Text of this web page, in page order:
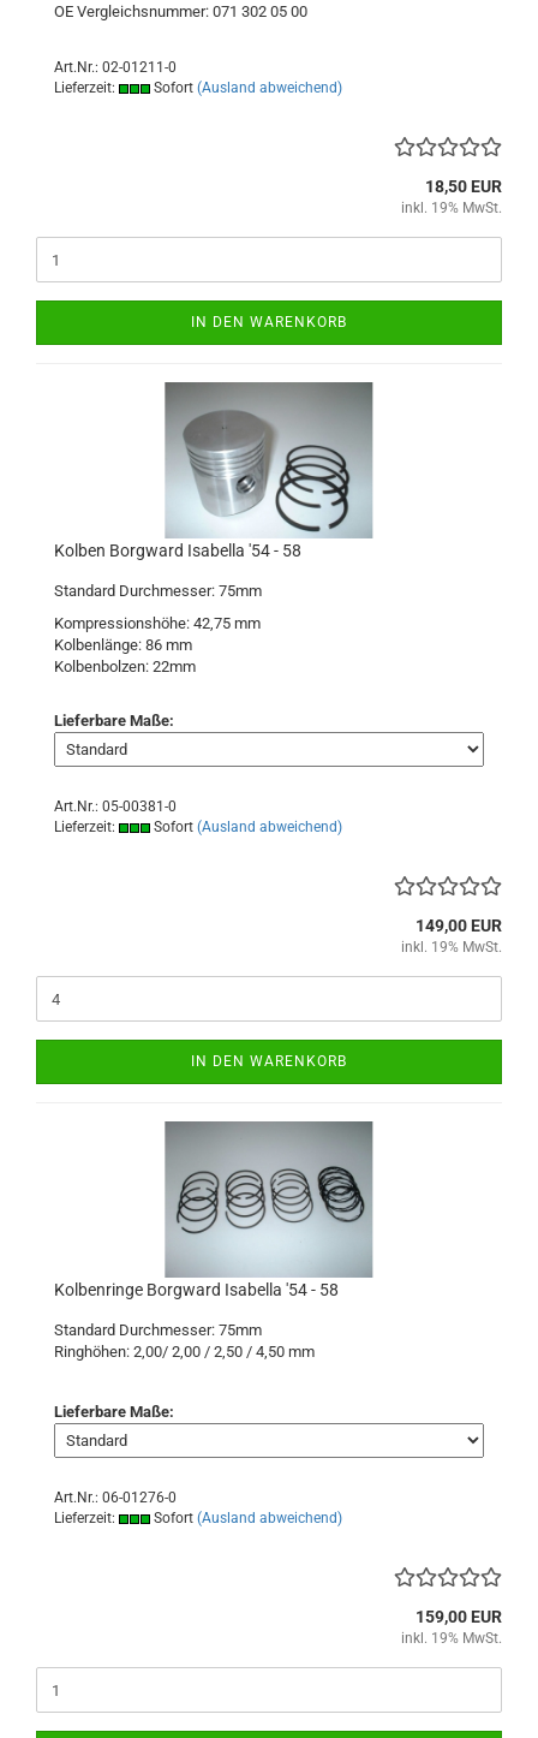
OE Vergleichsnummer: 071 302 05 00
Art.Nr.: 02-01211-0
Lieferzeit:
Sofort (Ausland abweichend)
18,50 EUR
inkl. 19% MwSt.
IN DEN WARENKORB
Kolben Borgward Isabella '54 - 58
Standard Durchmesser: 75mm
Kompressionshöhe: 42,75 mm
Kolbenlänge: 86 mm
Kolbenbolzen: 22mm
Lieferbare Maße:
Art.Nr.: 05-00381-0
Lieferzeit:
Sofort (Ausland abweichend)
149,00 EUR
inkl. 19% MwSt.
IN DEN WARENKORB
Kolbenringe Borgward Isabella '54 - 58
Standard Durchmesser: 75mm
Ringhöhen: 2,00/ 2,00 / 2,50 / 4,50 mm
Lieferbare Maße:
Art.Nr.: 06-01276-0
Lieferzeit:
Sofort (Ausland abweichend)
159,00 EUR
inkl. 19% MwSt.